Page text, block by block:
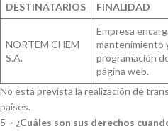
DESTINATARIOS FINALIDAD
NORTEM CHEM
S.A.
Empresa
mantenimiento
programación
página web.
No está prevista la realización de
países.
5 – ¿Cuáles son sus derechos